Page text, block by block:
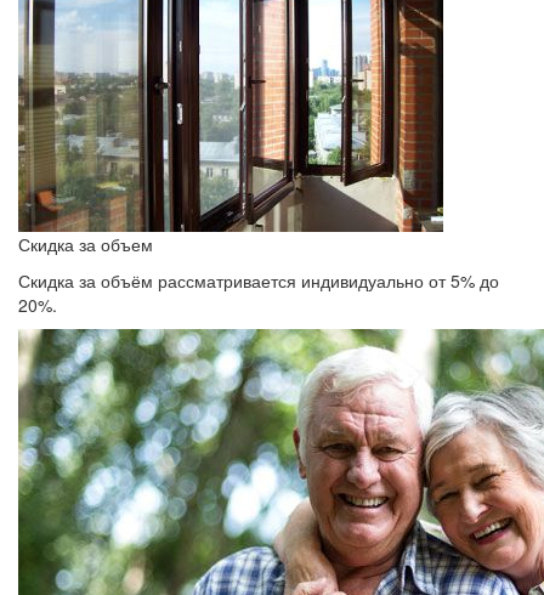
Скидка за объем
Скидка за объём рассматривается индивидуально от 5% до
20%.